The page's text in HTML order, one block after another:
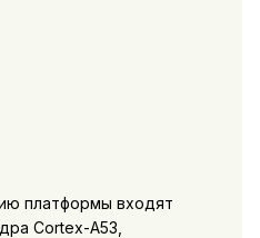
платформы входят
Cortex-A53,